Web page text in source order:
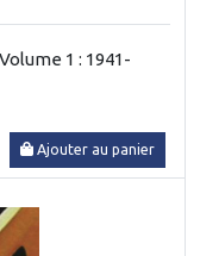
1 : 1941-
Ajouter au panier